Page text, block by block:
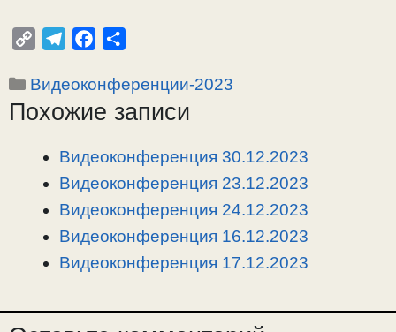
p
y
l
e
r
a
c
e
o
п
р
в
Рубрики
Видеоконференции-2023
Похожие записи
Видеоконференция 30.12.2023
Видеоконференция 23.12.2023
Видеоконференция 24.12.2023
Видеоконференция 16.12.2023
Видеоконференция 17.12.2023